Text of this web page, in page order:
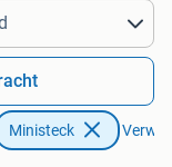
Ministeck